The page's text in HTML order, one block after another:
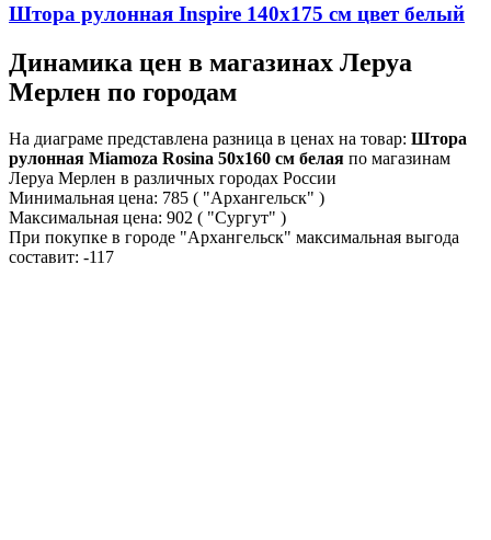
Штора рулонная Inspire 140х175 см цвет белый
Динамика цен в магазинах Леруа
Мерлен по городам
На диаграме представлена разница в ценах на товар: Штора
рулонная Miamoza Rosina 50x160 см белая по магазинам
Леруа Мерлен в различных городах России
Минимальная цена: 785 ( "Архангельск" )
Максимальная цена: 902 ( "Сургут" )
При покупке в городе "Архангельск" максимальная выгода
составит: -117